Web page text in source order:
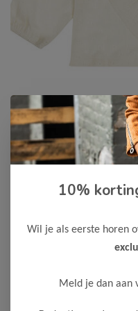
-50%
Dirkje Meisjes
11,50 22,99
80 86
10%
Wil je als eerste horen
Meld je dan aan